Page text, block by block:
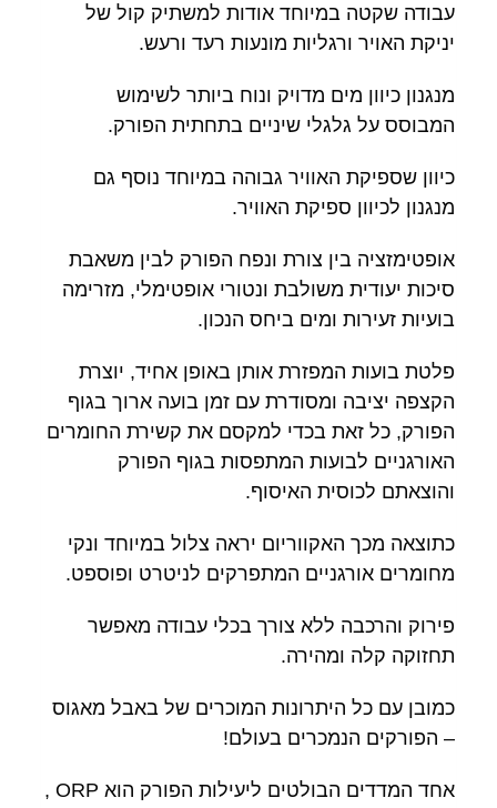
עבודה שקטה במיוחד אודות למשתיק קול של
יניקת האויר ורגליות מונעות רעד ורעש.
מנגנון כיוון מים מדויק ונוח ביותר לשימוש
המבוסס על גלגלי שיניים בתחתית הפורק.
כיוון שספיקת האוויר גבוהה במיוחד נוסף גם
מנגנון לכיוון ספיקת האוויר.
אופטימזציה בין צורת ונפח הפורק לבין משאבת
סיכות יעודית משולבת ונטורי אופטימלי, מזרימה
בועיות זעירות ומים ביחס הנכון.
פלטת בועות המפזרת אותן באופן אחיד, יוצרת
הקצפה יציבה ומסודרת עם זמן בועה ארוך בגוף
הפורק, כל זאת בכדי למקסם את קשירת החומרים
האורגניים לבועות המתפסות בגוף הפורק
והוצאתם לכוסית האיסוף.
כתוצאה מכך האקווריום יראה צלול במיוחד ונקי
מחומרים אורגניים המתפרקים לניטרט ופוספט.
פירוק והרכבה ללא צורך בכלי עבודה מאפשר
תחזוקה קלה ומהירה.
כמובן עם כל היתרונות המוכרים של באבל מאגוס
– הפורקים הנמכרים בעולם!
אחד המדדים הבולטים ליעילות הפורק הוא ORP ,